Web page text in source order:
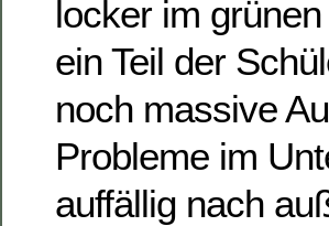
locker im
ein Teil der
noch massive
Probleme im
auffällig nach